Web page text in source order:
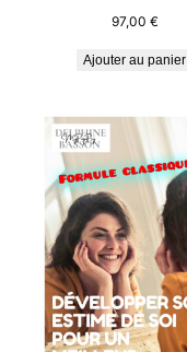
97,00 €
Ajouter au panier